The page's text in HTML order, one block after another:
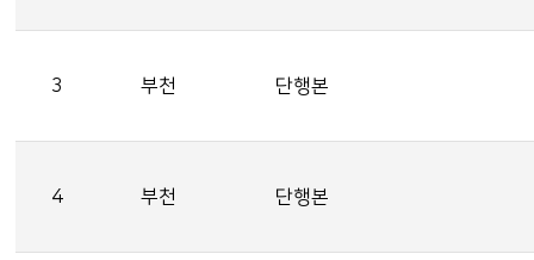
3 부천 단행본
4 부천 단행본